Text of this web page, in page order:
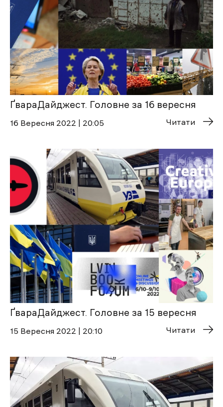
ҐвараДайджест. Головне за 16 вересня
16 Вересня 2022 | 20:05 Читати
ҐвараДайджест. Головне за 15 вересня
15 Вересня 2022 | 20:10 Читати